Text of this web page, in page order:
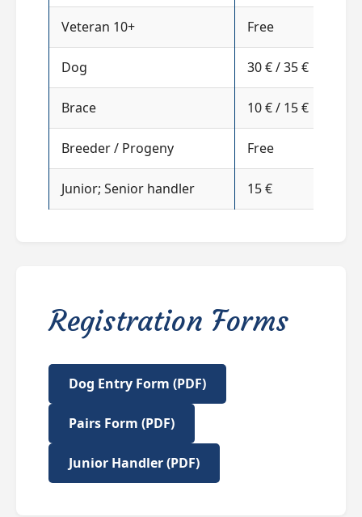
Veteran 10+ Free
Dog 30 € / 35 €
Brace 10 € / 15 €
Breeder / Progeny Free
Junior; Senior handler 15 €
Registration Forms
Dog Entry Form (PDF)
Pairs Form (PDF)
Junior Handler (PDF)